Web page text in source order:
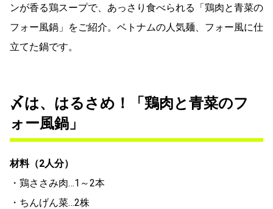
ンが香る鶏スープで、あっさり食べられる「鶏肉と青菜の
フォー風鍋」をご紹介。ベトナムの人気麺、フォー風に仕
立てた鍋です。
〆は、はるさめ！「鶏肉と青菜のフ
ォー風鍋」
材料（2人分）
・鶏ささみ肉…1～2本
・ちんげん菜…2株